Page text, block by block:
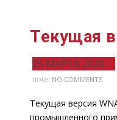
25 МАРТА 2020
note: NO COMMENTS
Текущая версия
промышленного